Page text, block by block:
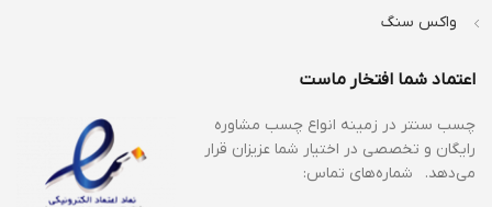
واکس سنگ
اعتماد شما افتخار ماست
چسب سنتر در زمینه انواع چسب مشاوره
رایگان و تخصصی در اختیار شما عزیزان قرار
می‌دهد. شماره‌های تماس: